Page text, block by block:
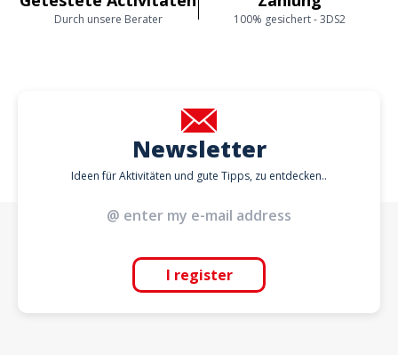
Durch unsere Berater 100% gesichert - 3DS2
Newsletter
Ideen für Aktivitäten und gute Tipps, zu entdecken..
I register